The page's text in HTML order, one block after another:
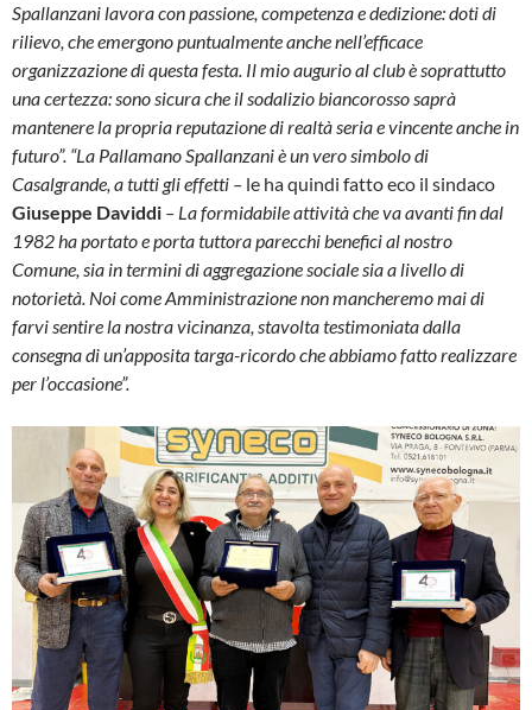
Spallanzani lavora con passione, competenza e dedizione: doti di
rilievo, che emergono puntualmente anche nell’efficace
organizzazione di questa festa. Il mio augurio al club è soprattutto
una certezza: sono sicura che il sodalizio biancorosso saprà
mantenere la propria reputazione di realtà seria e vincente anche in
futuro”. “La Pallamano Spallanzani è un vero simbolo di
Casalgrande, a tutti gli effetti – le ha quindi fatto eco il sindaco
Giuseppe Daviddi – La formidabile attività che va avanti fin dal
1982 ha portato e porta tuttora parecchi benefici al nostro
Comune, sia in termini di aggregazione sociale sia a livello di
notorietà. Noi come Amministrazione non mancheremo mai di
farvi sentire la nostra vicinanza, stavolta testimoniata dalla
consegna di un’apposita targa-ricordo che abbiamo fatto realizzare
per l’occasione”.